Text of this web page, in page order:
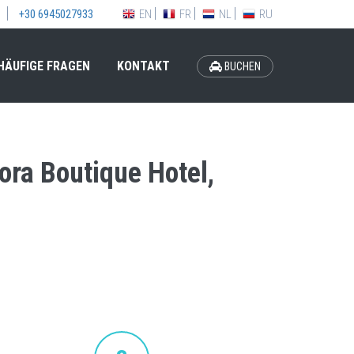
+30 6945027933 EN FR NL RU
FRAGEN KONTAKT BUCHEN
Boutique Hotel,